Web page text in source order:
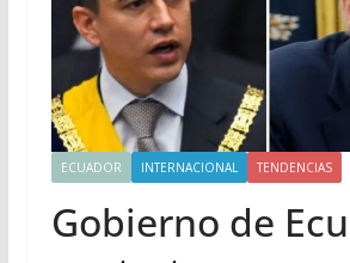
ECUADOR INTERNACIONAL TENDENCIAS
Gobierno de